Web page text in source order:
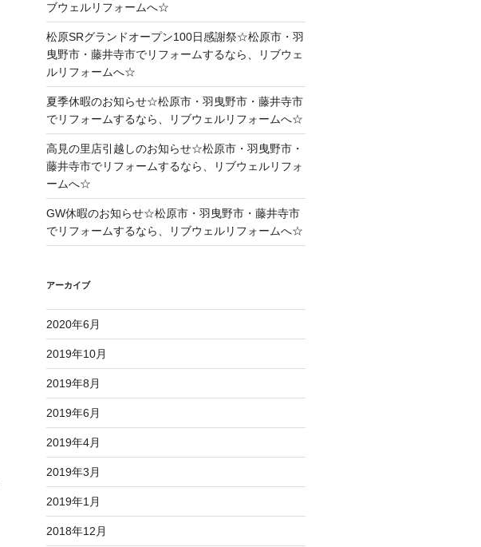
ブウェルリフォームへ☆
松原SRグランドオープン100日感謝祭☆松原市・羽
曳野市・藤井寺市でリフォームするなら、リブウェ
ルリフォームへ☆
夏季休暇のお知らせ☆松原市・羽曳野市・藤井寺市
でリフォームするなら、リブウェルリフォームへ☆
高見の里店引越しのお知らせ☆松原市・羽曳野市・
藤井寺市でリフォームするなら、リブウェルリフォ
ームへ☆
GW休暇のお知らせ☆松原市・羽曳野市・藤井寺市
でリフォームするなら、リブウェルリフォームへ☆
アーカイブ
2020年6月
2019年10月
2019年8月
2019年6月
2019年4月
2019年3月
2019年1月
2018年12月